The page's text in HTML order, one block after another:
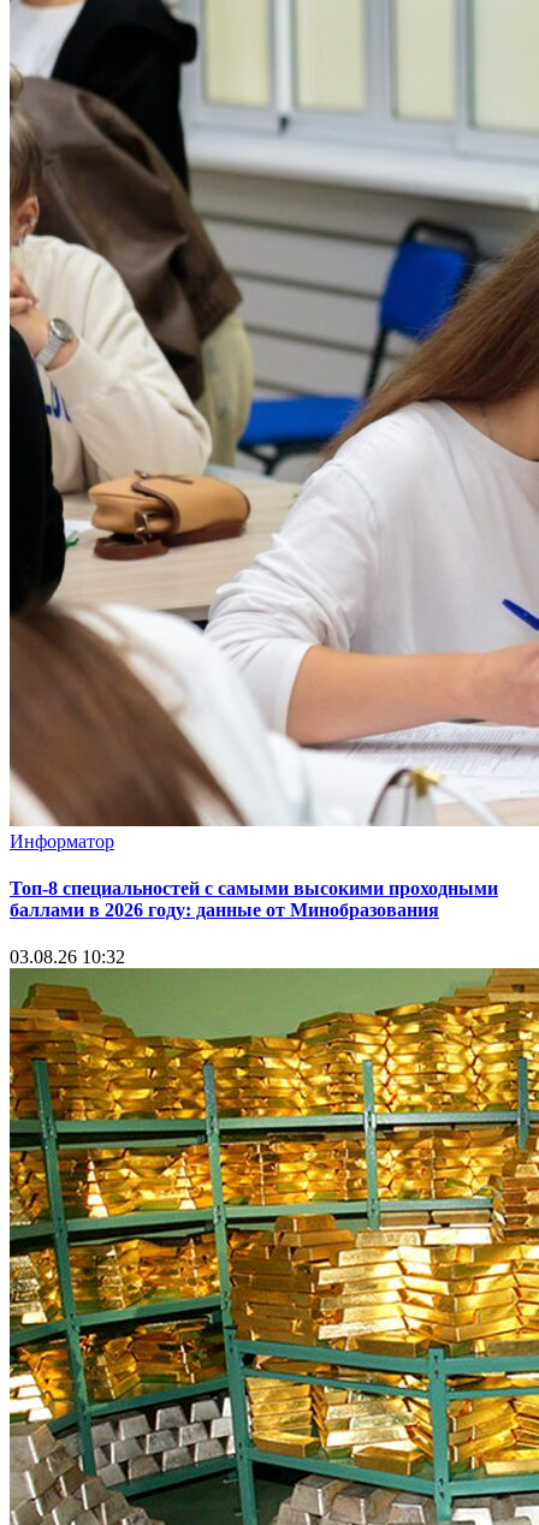
Информатор
Топ-8 специальностей с самыми высокими проходными
баллами в 2026 году: данные от Минобразования
03.08.26 10:32